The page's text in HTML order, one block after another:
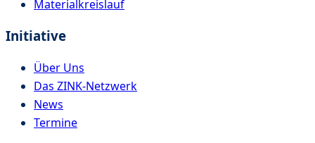
Materialkreislauf
Initiative
Über Uns
Das ZINK-Netzwerk
News
Termine